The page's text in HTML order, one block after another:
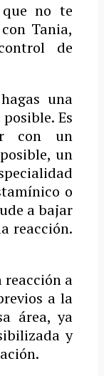
no te
Tania,
de
una
Es
con un
un
o
a bajar
reacción.
a
a la
área, ya
y